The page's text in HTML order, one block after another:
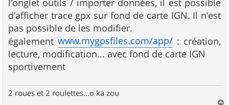
l'onglet outils / importer données, il est possible
d'afficher trace gpx sur fond de carte IGN. Il n'est
pas possible de les modifier.
également www.mygpsfiles.com/app/ : création,
lecture, modification... avec fond de carte IGN
sportivement
2 roues et 2 roulettes...o ka zou